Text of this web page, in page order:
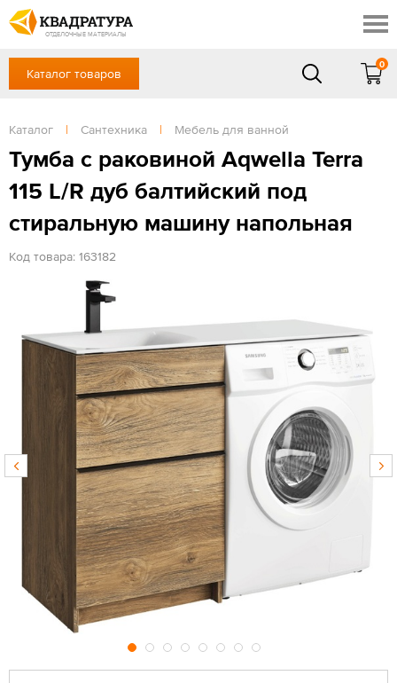
ОТДЕЛОЧНЫЕ МАТЕРИАЛЫ
Профи
Акции
Готовые решения
Доставка и оплата
Отзывы
+7 918 999 1656
Сб, Вс — выходной
ЗАКАЗАТЬ ЗВОНОК
Регистрация
Каталог товаров
0
Каталог | Сантехника | Мебель для ванной
Тумба с раковиной Aqwella Terra
115 L/R дуб балтийский под
стиральную машину напольная
Код товара: 163182